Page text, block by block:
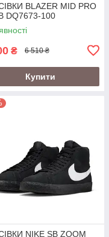
BLAZER MID PRO
DQ7673-100
₴ 6 510 ₴
Купити
NIKE SB ZOOM